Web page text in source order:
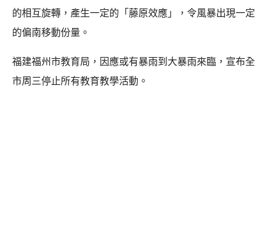
的相互旋轉，產生一定的「藤原效應」，令風暴出現一定
的偏南移動份量。
福建福州市教育局，因應或有暴雨到大暴雨來臨，宣布全
市周三停止所有教育教學活動。